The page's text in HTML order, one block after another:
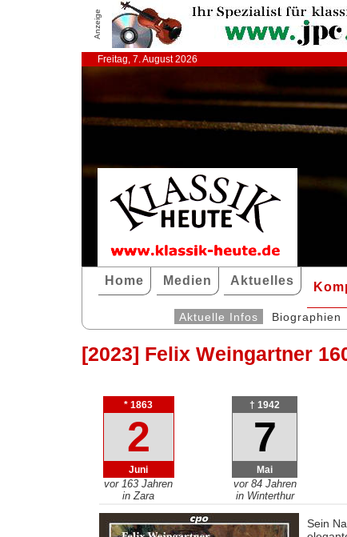
Anzeige
Freitag, 7. August 2026
Home Medien Aktuelles
Aktuelle Infos Biographien
[2023] Felix Weingartner
* 1863
2
Juni
vor 163 Jahren
in Zara
† 1942
7
Mai
vor 84 Jahren
in Winterthur
Sein